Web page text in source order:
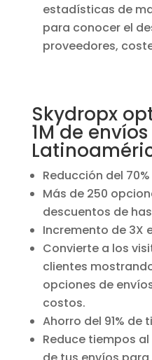
estadísticas de
para conocer el
proveedores,
Skydropx
1M de
Reducción del
Más de 250
descuentos de
Incremento de 3X
Convierte a los
clientes
opciones de
costos.
Ahorro del 91%
Reduce tiempos